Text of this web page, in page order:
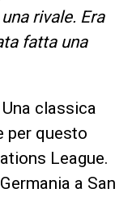
rivale. Era
fatta una
classica
per questo
League.
a San